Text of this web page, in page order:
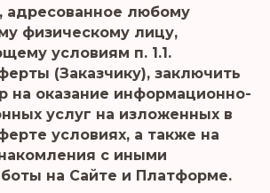
адресованное любому
физическому лицу,
условиям п. 1.1.
(Заказчику), заключить
на оказание информационно-
услуг на изложенных в
условиях, а также на
с иными
на Сайте и Платформе.